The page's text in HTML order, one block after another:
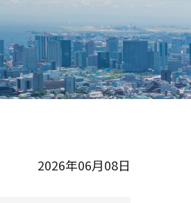
2026年06月08日
事例
覧くあるご質問